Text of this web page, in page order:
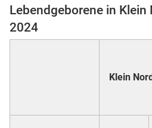
Lebendgeborene in
2024
Klein